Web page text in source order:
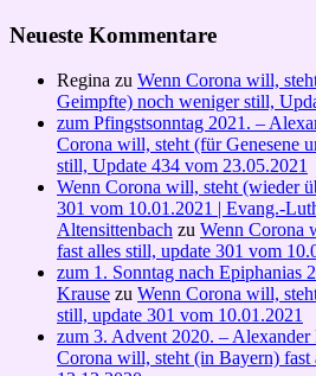
Neueste Kommentare
Regina zu Wenn Corona will,
Geimpfte) noch weniger still,
zum Pfingstsonntag 2021. –
Corona will, steht (für Genesene
still, Update 434 vom 23.05.2021
Wenn Corona will, steht (wieder
301 vom 10.01.2021 | Evang.-
Altensittenbach zu Wenn Corona
fast alles still, update 301 vom
zum 1. Sonntag nach Epiphanias
Krause zu Wenn Corona will,
still, update 301 vom 10.01.2021
zum 3. Advent 2020. – Alexander
Corona will, steht (in Bayern)